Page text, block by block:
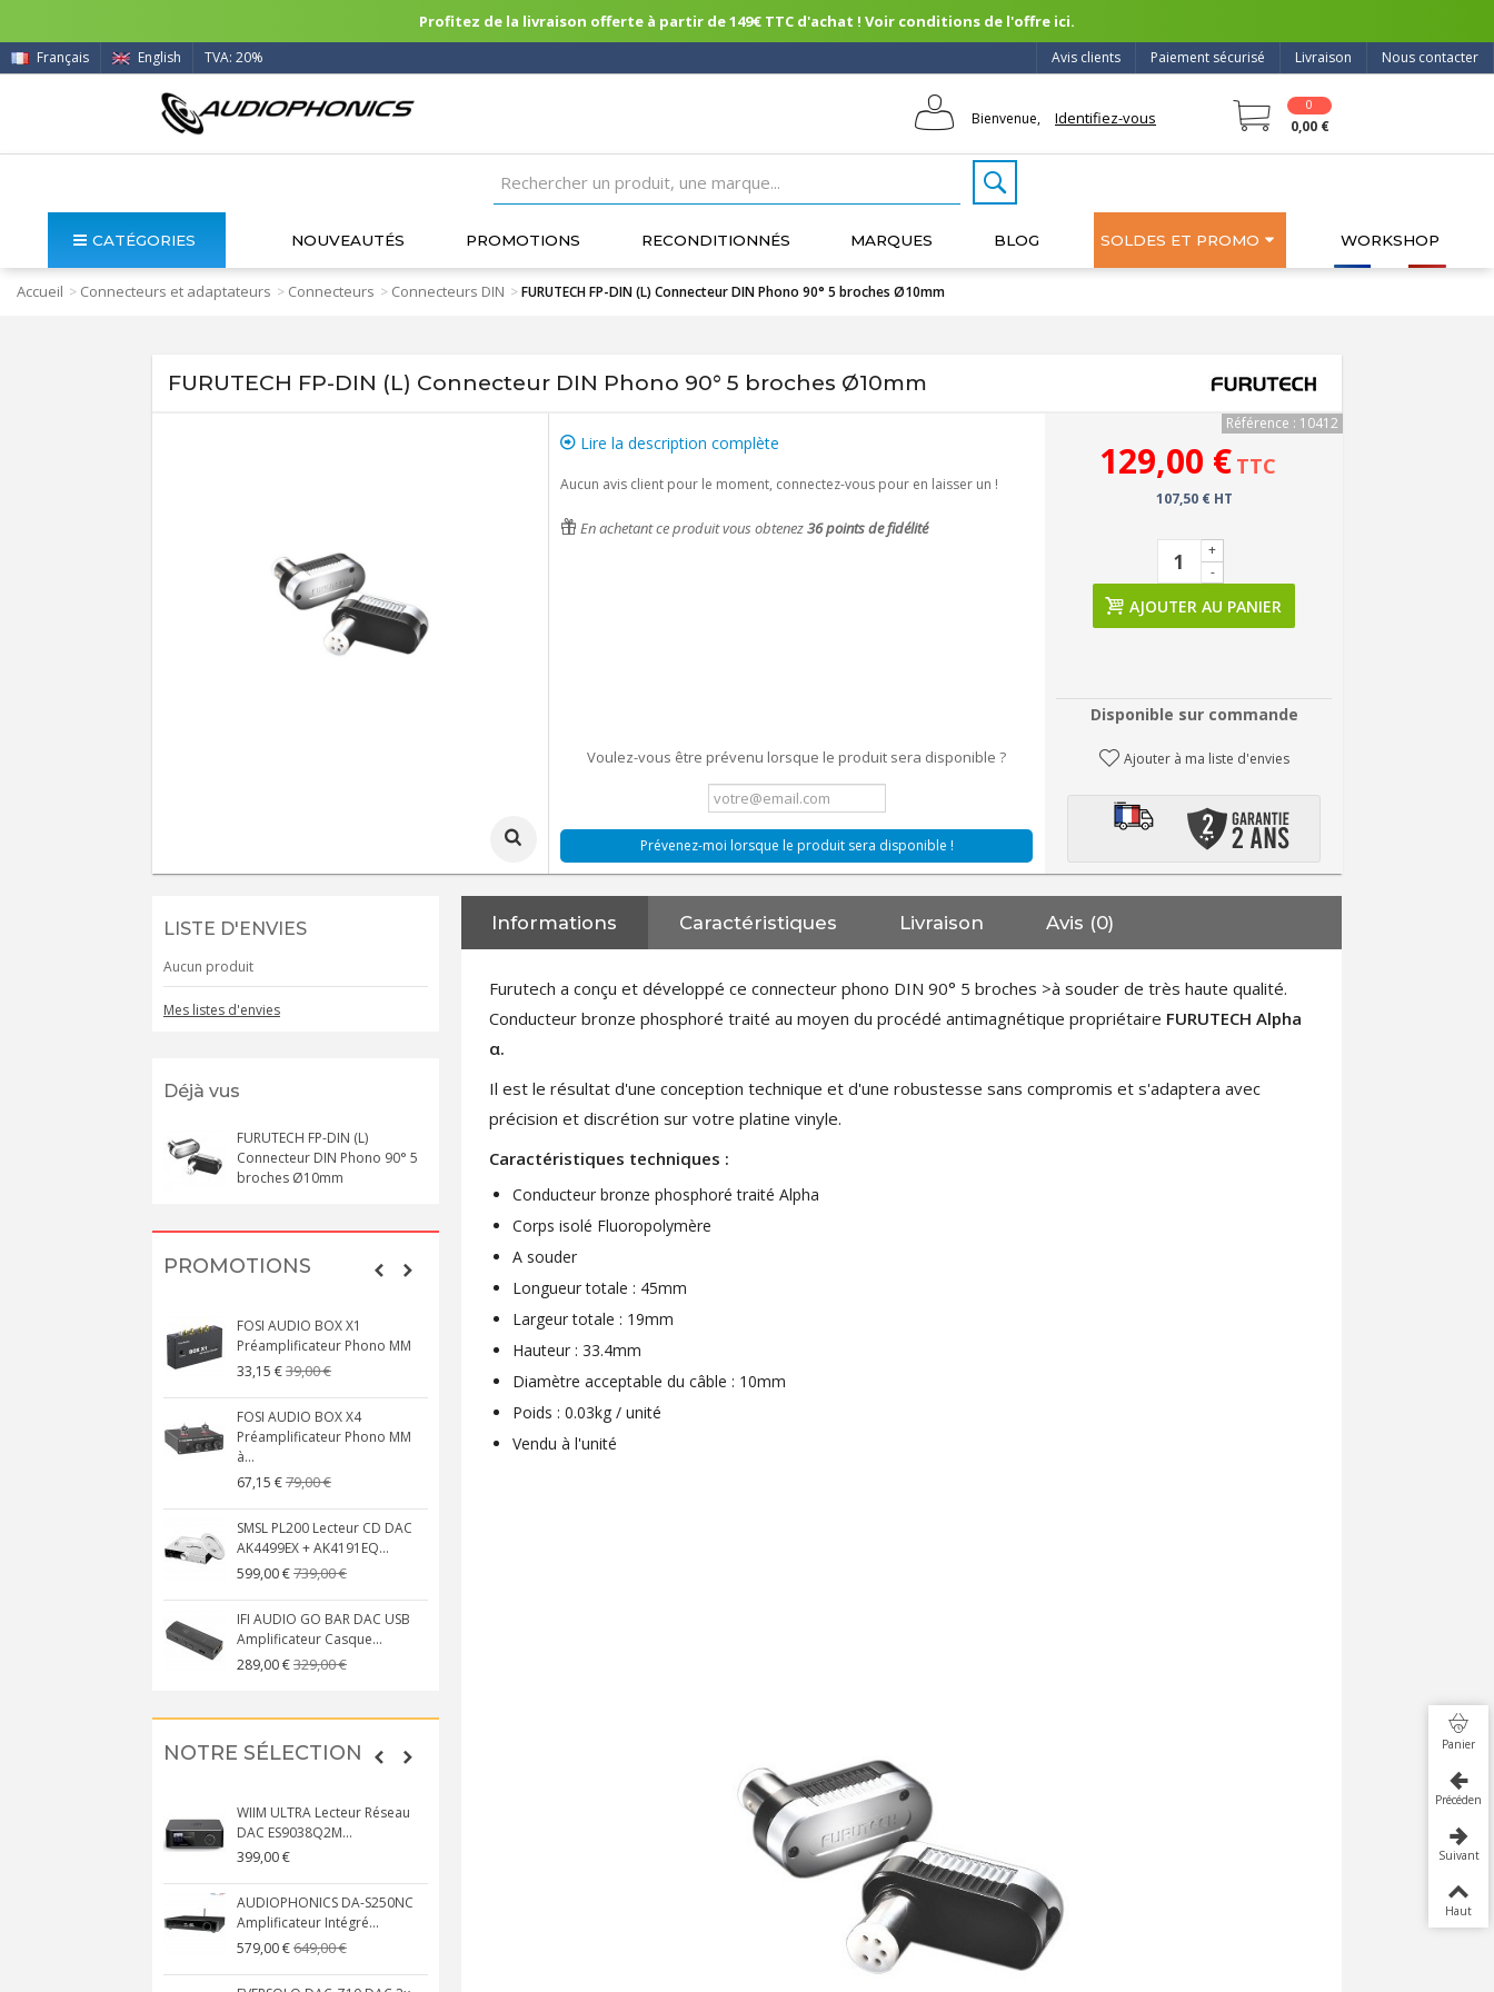
Profitez de la livraison offerte à partir de 149€ TTC d'achat ! Voir conditions de l'offre ici.
Nous contacter
Livraison
Paiement sécurisé
Avis clients
Français English TVA: 20%
Bienvenue, Identifiez-vous
0
0,00 €
CATÉGORIES NOUVEAUTÉS PROMOTIONS RECONDITIONNÉS MARQUES BLOG SOLDES ET PROMO WORKSHOP
Accueil > Connecteurs et adaptateurs > Connecteurs > Connecteurs DIN >FURUTECH FP-DIN (L) Connecteur DIN Phono 90° 5 broches Ø10mm
FURUTECH FP-DIN (L) Connecteur DIN Phono 90° 5 broches Ø10mm
Lire la description complète
Aucun avis client pour le moment, connectez-vous pour en laisser un !
En achetant ce produit vous obtenez36points de fidélité
Voulez-vous être prévenu lorsque le produit sera disponible ?
Prévenez-moi lorsque le produit sera disponible !
Référence : 10412
129,00 € TTC
107,50 € HT
-
+
AJOUTER AU PANIER
Disponible sur commande
Ajouter à ma liste d'envies
LISTE D'ENVIES
Aucun produit
Mes listes d'envies
Déjà vus
FURUTECH FP-DIN (L)
Connecteur DIN Phono 90° 5
broches Ø10mm
PROMOTIONS
FOSI AUDIO BOX X1
Préamplificateur Phono MM
33,15 €39,00 €
FOSI AUDIO BOX X4
Préamplificateur Phono MM
à...
67,15 €79,00 €
SMSL PL200 Lecteur CD DAC
AK4499EX + AK4191EQ...
599,00 €739,00 €
IFI AUDIO GO BAR DAC USB
Amplificateur Casque...
289,00 €329,00 €
NEUTRIK NC3FXX Connecteur
XLR Femelle 3 Pôles...
4,95 €
[GRADE B] DAYTON AUDIO
MKSX4 Enceinte Subwoofer...
NOTRE SÉLECTION
WIIM ULTRA Lecteur Réseau
DAC ES9038Q2M...
399,00 €
AUDIOPHONICS DA-S250NC
Amplificateur Intégré...
579,00 €649,00 €
Informations Caractéristiques Livraison Avis (0)
Furutech a conçu et développé ce connecteur phono DIN 90° 5 broches >à souder de très haute qualité.
Conducteur bronze phosphoré traité au moyen du procédé antimagnétique propriétaire FURUTECH Alpha
α.
Il est le résultat d'une conception technique et d'une robustesse sans compromis et s'adaptera avec
précision et discrétion sur votre platine vinyle.
Caractéristiques techniques :
Conducteur bronze phosphoré traité Alpha
Corps isolé Fluoropolymère
A souder
Longueur totale : 45mm
Largeur totale : 19mm
Hauteur : 33.4mm
Diamètre acceptable du câble : 10mm
Poids : 0.03kg / unité
Vendu à l'unité
Panier
Précédent
Suivant
Haut